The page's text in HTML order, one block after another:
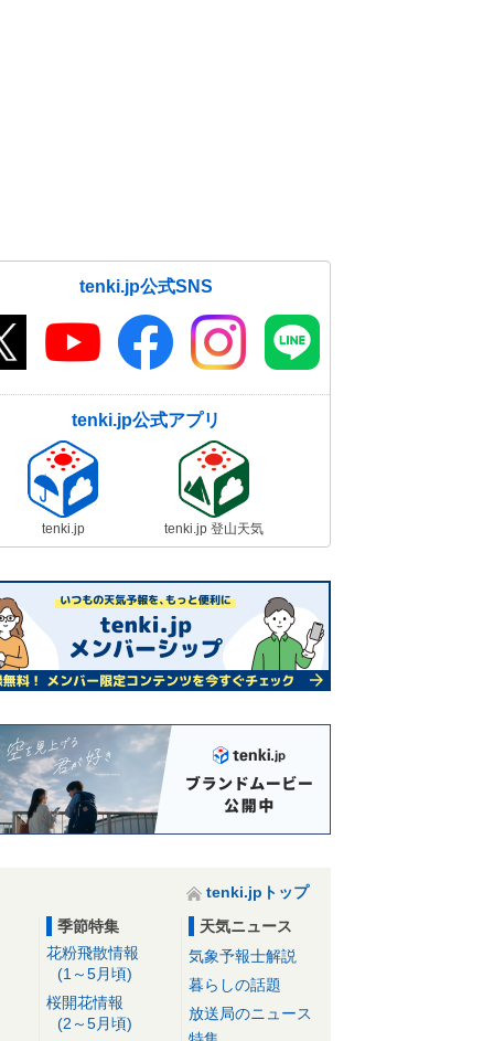
tenki.jp公式SNS
tenki.jp公式アプリ
tenki.jp tenki.jp 登山天気
tenki.jpトップ
季節特集
花粉飛散情報
(1～5月頃)
桜開花情報
(2～5月頃)
天気ニュース
気象予報士解説
暮らしの話題
放送局のニュース